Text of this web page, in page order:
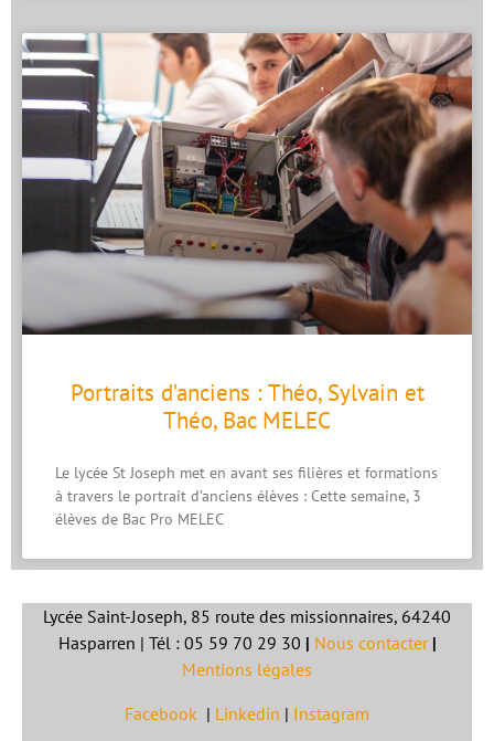
Portraits d’anciens : Théo, Sylvain et
Théo, Bac MELEC
Le lycée St Joseph met en avant ses filières et formations
à travers le portrait d’anciens élèves : Cette semaine, 3
élèves de Bac Pro MELEC
Lycée Saint-Joseph, 85 route des missionnaires, 64240
Hasparren | Tél : 05 59 70 29 30 | Nous contacter|
Mentions légales
Facebook | Linkedin | Instagram